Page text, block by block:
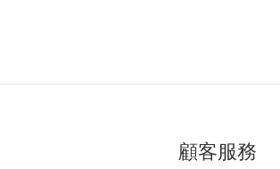
顧客服務